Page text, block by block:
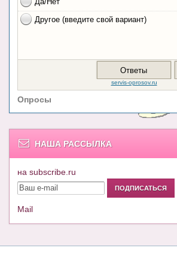
Опросы
НАША РАССЫЛКА
на subscribe.ru
Mail